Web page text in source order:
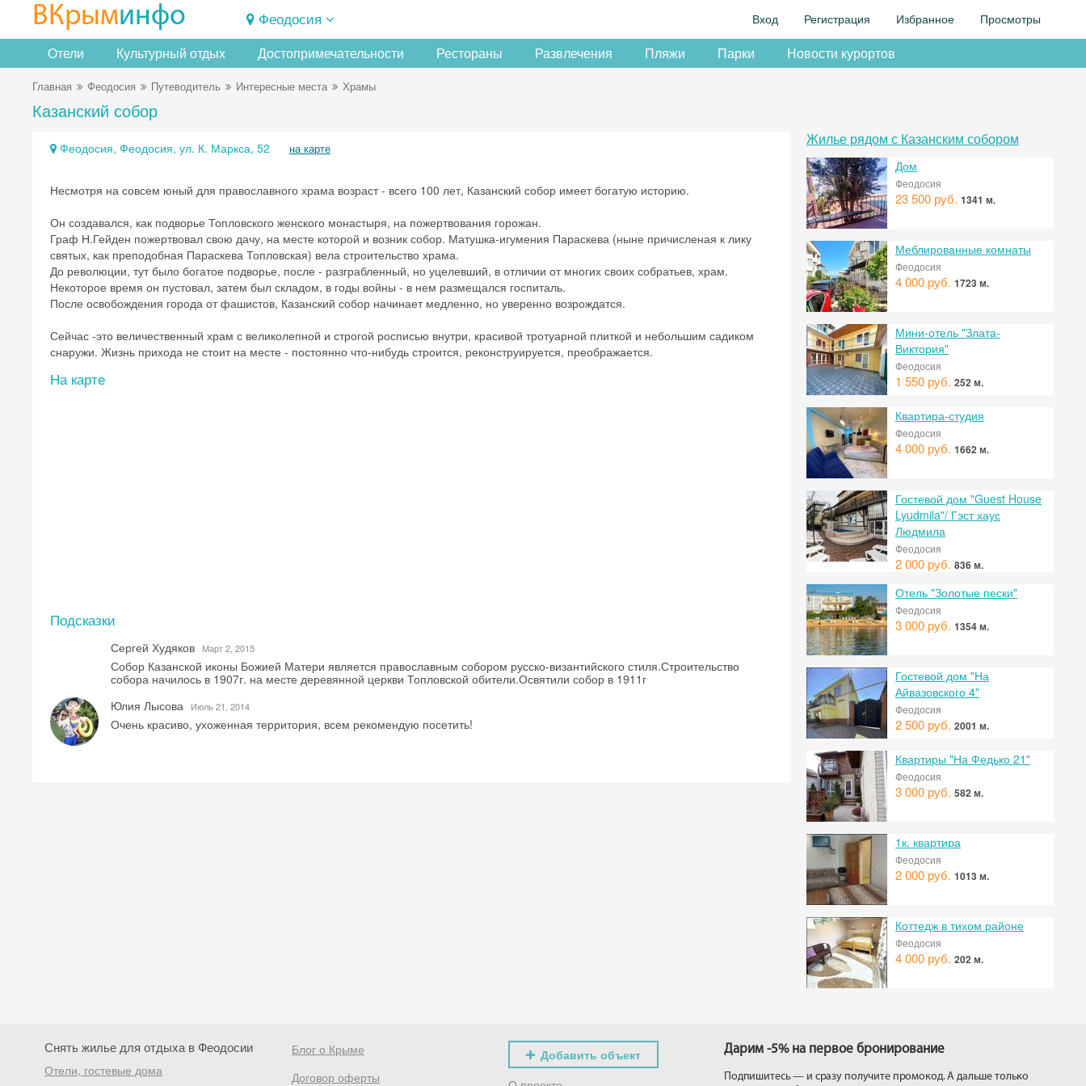
ВКрыминфо Феодосия Вход Регистрация Избранное Просмотры
Отели Культурный отдых Достопримечательности Рестораны Развлечения Пляжи Парки Новости курортов
Главная Феодосия Путеводитель Интересные места Храмы
Казанский собор
Феодосия, Феодосия, ул. К. Маркса, 52 на карте
Несмотря на совсем юный для православного храма возраст - всего 100 лет, Казанский собор имеет богатую историю.
Он создавался, как подворье Топловского женского монастыря, на пожертвования горожан.
Граф Н.Гейден пожертвовал свою дачу, на месте которой и возник собор. Матушка-игумения Параскева (ныне причисленая к лику
святых, как преподобная Параскева Топловская) вела строительство храма.
До революции, тут было богатое подворье, после - разграбленный, но уцелевший, в отличии от многих своих собратьев, храм.
Некоторое время он пустовал, затем был складом, в годы войны - в нем размещался госпиталь.
После освобождения города от фашистов, Казанский собор начинает медленно, но уверенно возрождатся.
Сейчас -это величественный храм с великолепной и строгой росписью внутри, красивой тротуарной плиткой и небольшим садиком
снаружи. Жизнь прихода не стоит на месте - постоянно что-нибудь строится, реконструируется, преображается.
На карте
Подсказки
Сергей Худяков Mарт 2, 2015
Собор Казанской иконы Божией Матери является православным собором русско-византийского стиля.Строительство
собора начилось в 1907г. на месте деревянной церкви Топловской обители.Освятили собор в 1911г
Юлия Лысова
Июль 21, 2014
Очень красиво, ухоженная территория, всем рекомендую посетить!
Жилье рядом с Казанским собором
Дом
Феодосия
23 500 руб. 1341 м.
Меблированные комнаты
Феодосия
4 000 руб. 1723 м.
Мини-отель "Злата-
Виктория"
Феодосия
1 550 руб. 252 м.
Квартира-студия
Феодосия
4 000 руб. 1662 м.
Гостевой дом "Guest House
Lyudmila"/ Гэст хаус
Людмила
Феодосия
2 000 руб. 836 м.
Отель "Золотые пески"
Феодосия
3 000 руб. 1354 м.
Гостевой дом "На
Айвазовского 4"
Феодосия
2 500 руб. 2001 м.
Квартиры "На Федько 21"
Феодосия
3 000 руб. 582 м.
1к. квартира
Феодосия
2 000 руб. 1013 м.
Коттедж в тихом районе
Феодосия
4 000 руб. 202 м.
Снять жилье для отдыха в Феодосии
Отели, гостевые дома
Блог о Крыме
Договор оферты
Добавить объект
Дарим -5% на первое бронирование
Подпишитесь — и сразу получите промокод. А дальше только
Получить промокод